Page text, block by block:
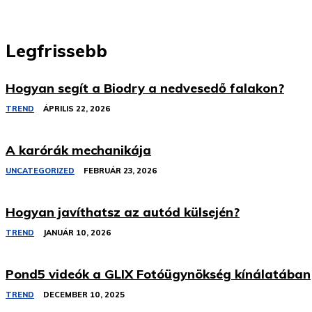
Legfrissebb
Hogyan segít a Biodry a nedvesedő falakon?
TREND ÁPRILIS 22, 2026
A karórák mechanikája
UNCATEGORIZED FEBRUÁR 23, 2026
Hogyan javíthatsz az autód külsején?
TREND JANUÁR 10, 2026
Pond5 videók a GLIX Fotóügynökség kínálatában
TREND DECEMBER 10, 2025